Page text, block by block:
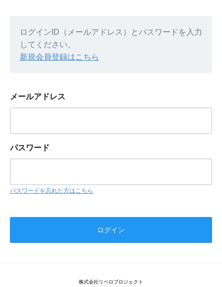
ログインID（メールアドレス）とパスワードを入力
してください。
新規会員登録はこちら
メールアドレス
パスワード
パスワードを忘れた方はこちら
株式会社リベロプロジェクト